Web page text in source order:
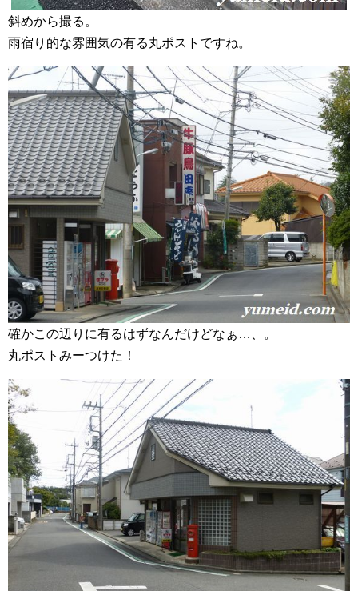
斜めから撮る。
雨宿り的な雰囲気の有る丸ポストですね。
確かこの辺りに有るはずなんだけどなぁ…、。
丸ポストみーつけた！